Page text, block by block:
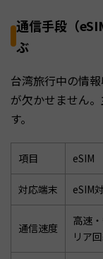
通信手段（
ぶ
台湾旅行中の情
が欠かせません
す。
項目 eSIM
対応端末 eSIM
通信速度
高速
リア